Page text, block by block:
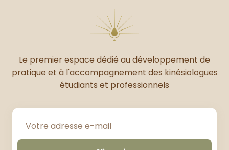
Le premier espace dédié au développement de
pratique et à l'accompagnement des kinésiologues
étudiants et professionnels